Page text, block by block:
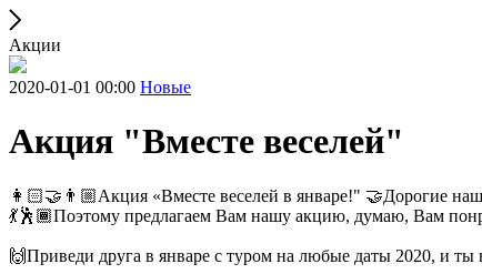
Акции
2020-01-01 00:00 Новые
Акция "Вместе веселей"
👩🏻‍🤝‍👨🏼Акция «Вместе веселей в январе!" 🤝Дорогие
💃🕺🏾Поэтому предлагаем Вам нашу акцию, думаю, Вам
🙌Приведи друга в январе с туром на любые даты 2020, и ты